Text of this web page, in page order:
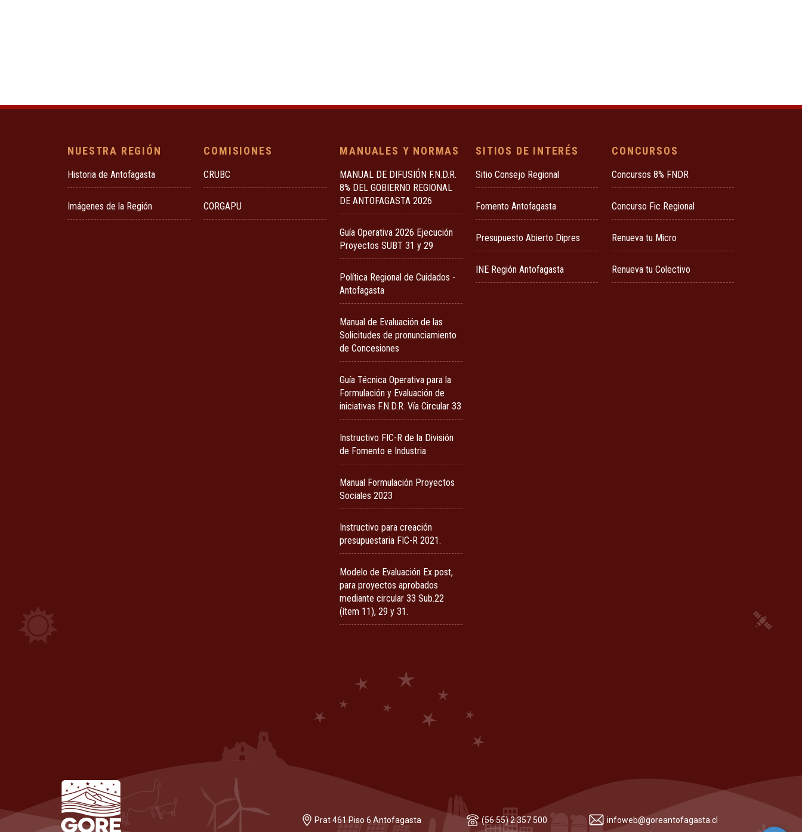
NUESTRA REGIÓN
Historia de Antofagasta
Imágenes de la Región
COMISIONES
CRUBC
CORGAPU
MANUALES Y NORMAS
MANUAL DE DIFUSIÓN F.N.D.R.
8% DEL GOBIERNO REGIONAL
DE ANTOFAGASTA 2026
Guía Operativa 2026 Ejecución
Proyectos SUBT 31 y 29
Política Regional de Cuidados -
Antofagasta
Manual de Evaluación de las
Solicitudes de pronunciamiento
de Concesiones
Guía Técnica Operativa para la
Formulación y Evaluación de
iniciativas F.N.D.R. Vía Circular 33
Instructivo FIC-R de la División
de Fomento e Industria
Manual Formulación Proyectos
Sociales 2023
Instructivo para creación
presupuestaria FIC-R 2021.
Modelo de Evaluación Ex post,
para proyectos aprobados
mediante circular 33 Sub.22
(ítem 11), 29 y 31.
SITIOS DE INTERÉS
Sitio Consejo Regional
Fomento Antofagasta
Presupuesto Abierto Dipres
INE Región Antofagasta
CONCURSOS
Concursos 8% FNDR
Concurso Fic Regional
Renueva tu Micro
Renueva tu Colectivo
Prat 461 Piso 6 Antofagasta (56 55) 2 357 500 infoweb@goreantofagasta.cl